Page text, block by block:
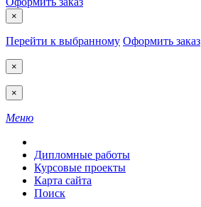
×
Перейти к выбранному Оформить заказ
×
×
Меню
Дипломные работы
Курсовые проекты
Карта сайта
Поиск